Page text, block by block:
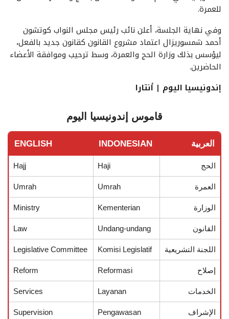
للعمرة.
وفي نهاية الجلسة، أعلن نائب رئيس مجلس النواب كوتشون
أحمد شمسوريزال اعتماد مشروع القانون كقانون جديد بالفعل،
ليؤسس بذلك وزارة الحج والعمرة، وسط ترحيب وموافقة الأعضاء
الحاضرين.
إندونيسيا اليوم | أنتارا
قاموس إندونيسيا اليوم
العربية INDONESIAN
ENGLISH
الحج Haji
Hajj
العمرة Umrah
Umrah
الوزارة Kementerian
Ministry
القانون Undang-undang
Law
اللجنة التشريعية Komisi Legislatif
Legislative Committee
إصلاح Reformasi
Reform
الخدمات Layanan
Services
الإشراف Pengawasan
Supervision